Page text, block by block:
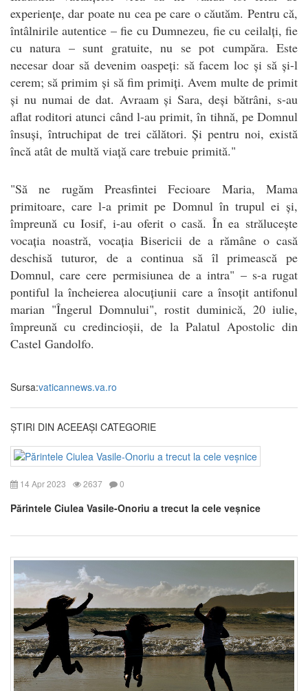
experiențe, dar poate nu cea pe care o căutăm. Pentru că,
întâlnirile autentice – fie cu Dumnezeu, fie cu ceilalți, fie
cu natura – sunt gratuite, nu se pot cumpăra. Este
necesar doar să devenim oaspeți: să facem loc și să și-l
cerem; să primim și să fim primiți. Avem multe de primit
și nu numai de dat. Avraam și Sara, deși bătrâni, s-au
aflat roditori atunci când l-au primit, în tihnă, pe Domnul
însuși, întruchipat de trei călători. Și pentru noi, există
încă atât de multă viață care trebuie primită."
"Să ne rugăm Preasfintei Fecioare Maria, Mama
primitoare, care l-a primit pe Domnul în trupul ei și,
împreună cu Iosif, i-au oferit o casă. În ea strălucește
vocația noastră, vocația Bisericii de a rămâne o casă
deschisă tuturor, de a continua să îl primească pe
Domnul, care cere permisiunea de a intra" – s-a rugat
pontiful la încheierea alocuțiunii care a însoțit antifonul
marian "Îngerul Domnului", rostit duminică, 20 iulie,
împreună cu credincioșii, de la Palatul Apostolic din
Castel Gandolfo.
Sursa:vaticannews.va.ro
ȘTIRI DIN ACEEAȘI CATEGORIE
14 Apr 2023 2637 0
Părintele Ciulea Vasile-Onoriu a trecut la cele veșnice